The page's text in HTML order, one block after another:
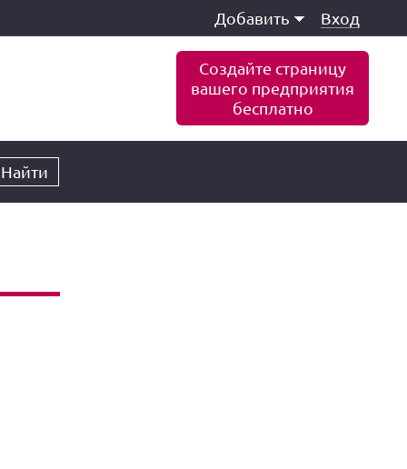
Добавить Вход
Создайте страницу
вашего предприятия
бесплатно
Найти